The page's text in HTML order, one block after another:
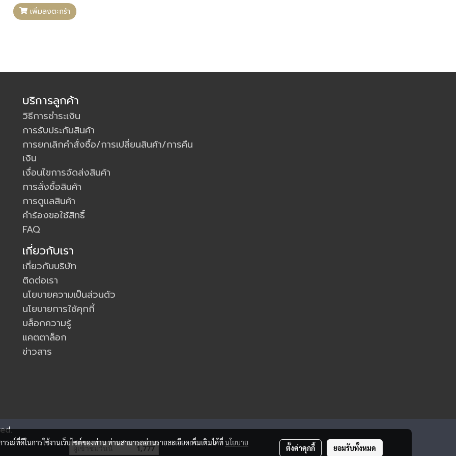
เพิ่มลงตะกร้า
บริการลูกค้า
วิธีการชำระเงิน
การรับประกันสินค้า
การยกเลิกคำสั่งซื้อ/การเปลี่ยนสินค้า/การคืน
เงิน
เงื่อนไขการจัดส่งสินค้า
การสั่งซื้อสินค้า
การดูแลสินค้า
คำร้องขอใช้สิทธิ์
FAQ
เกี่ยวกับเรา
เกี่ยวกับบริษัท
ติดต่อเรา
นโยบายความเป็นส่วนตัว
นโยบายการใช้คุกกี้
บล็อกความรู้
แคตตาล็อก
ข่าวสาร
ผู้เข้าชมวันนี้ 1,777
ณ์ที่ดีในการใช้งานเว็บไซต์ของท่าน ท่านสามารถอ่านรายละเอียดเพิ่มเติมได้ที่นโยบาย
ตั้งค่าคุกกี้ ยอมรับทั้งหมด